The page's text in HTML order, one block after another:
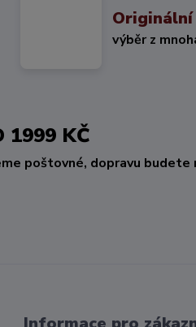
Originální
výběr z
1999 KČ
poštovné, dopravu